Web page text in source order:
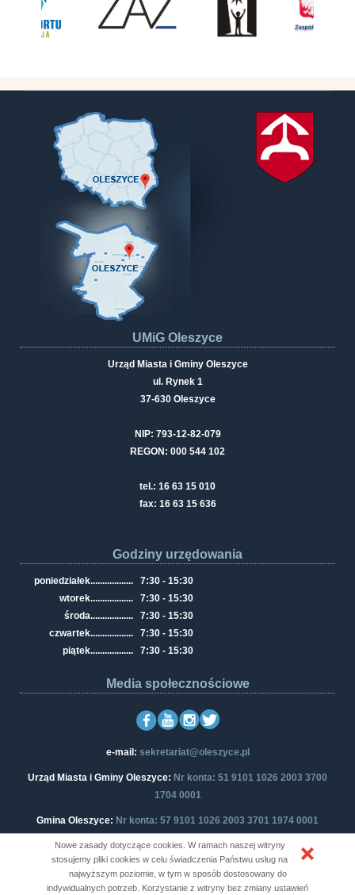
UMiG Oleszyce
Urząd Miasta i Gminy Oleszyce
ul. Rynek 1
37-630 Oleszyce
NIP: 793-12-82-079
REGON: 000 544 102
tel.: 16 63 15 010
fax: 16 63 15 636
Godziny urzędowania
poniedziałek..................
7:30 - 15:30
wtorek..................
7:30 - 15:30
środa..................
7:30 - 15:30
czwartek..................
7:30 - 15:30
piątek.................. 7:30 - 15:30
Media społecznościowe
e-mail: sekretariat@oleszyce.pl
Urząd Miasta i Gminy Oleszyce: Nr konta: 51 9101 1026 2003 3700
1704 0001
Gmina Oleszyce: Nr konta: 57 9101 1026 2003 3701 1974 0001
Copyright © Oficjalny Portal Informacyjny Urzędu Miasta i Gminy
Nowe zasady dotyczące cookies. W ramach naszej witryny
stosujemy pliki cookies w celu świadczenia Państwu usług na
najwyższym poziomie, w tym w sposób dostosowany do
indywidualnych potrzeb. Korzystanie z witryny bez zmiany ustawień